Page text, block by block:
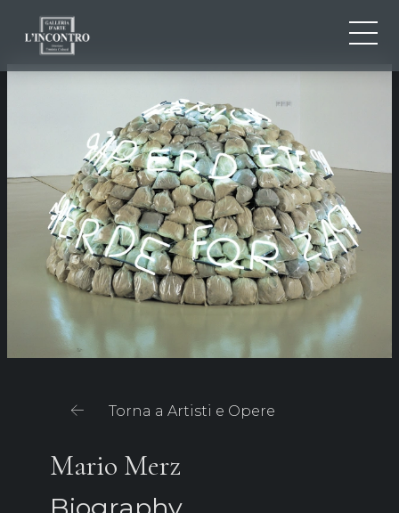
NEWS ED EVENTI
ARTISTI E OPERE
MOSTRE
CONTATTI
Torna a Artisti e Opere
Mario Merz